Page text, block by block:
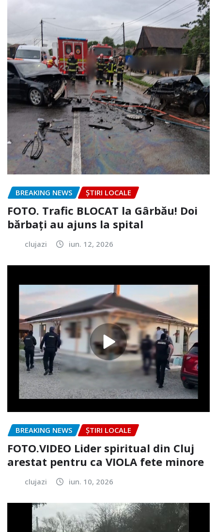
BREAKING NEWS ȘTIRI LOCALE
FOTO. Trafic BLOCAT la Gârbău! Doi
bărbați au ajuns la spital
clujazi iun. 12, 2026
BREAKING NEWS ȘTIRI LOCALE
FOTO.VIDEO Lider spiritual din Cluj
arestat pentru ca VIOLA fete minore
clujazi iun. 10, 2026